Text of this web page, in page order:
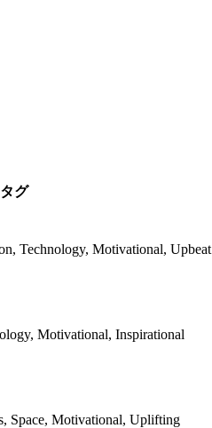
タグ
Technology, Motivational, Upbeat
Motivational, Inspirational
Space, Motivational, Uplifting